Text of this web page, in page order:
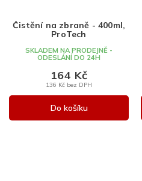
Čistění na zbraně - 400ml,
ProTech
SKLADEM NA PRODEJNĚ -
ODESLÁNÍ DO 24H
136 Kč bez DPH
164 Kč
Do košíku